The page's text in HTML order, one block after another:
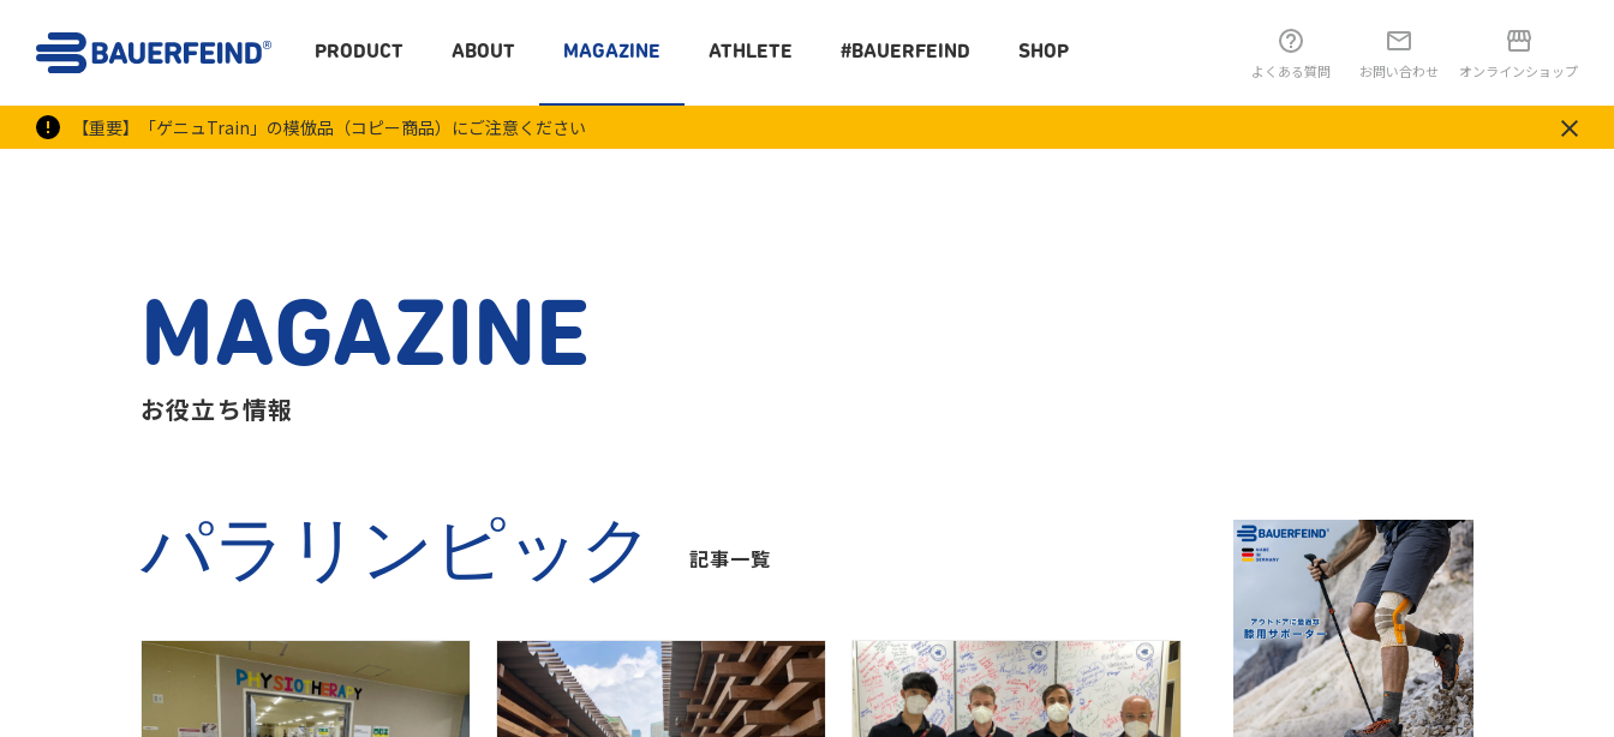
【重要】「ゲニュTrain」の模倣品（コピー商品）にご注意ください
PRODUCT ABOUT MAGAZINE ATHLETE #BAUERFEIND SHOP
よくある質問 お問い合わせ オンラインショップ
MAGAZINE
お役立ち情報
パラリンピック 記事一覧